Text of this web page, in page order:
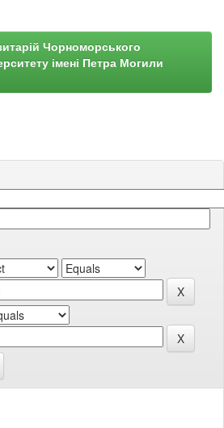
Чорноморського
імені Петра Могили